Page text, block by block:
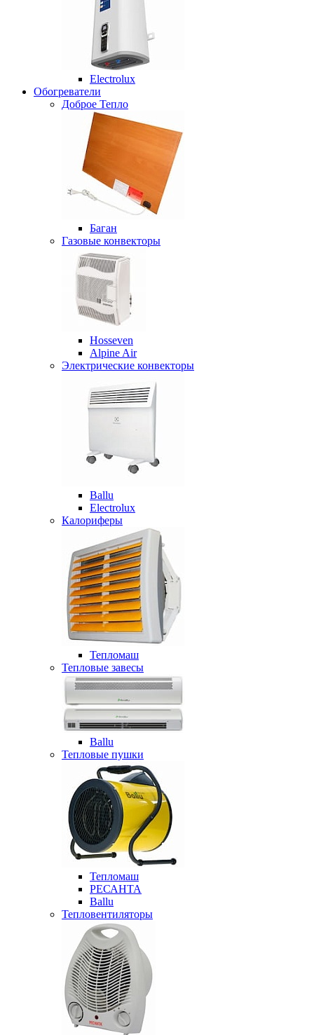
Electrolux
Обогреватели
Доброе Тепло
Баган
Газовые конвекторы
Hosseven
Alpine Air
Электрические конвекторы
Ballu
Electrolux
Калориферы
Тепломаш
Тепловые завесы
Ballu
Тепловые пушки
Тепломаш
РЕСАНТА
Ballu
Тепловентиляторы